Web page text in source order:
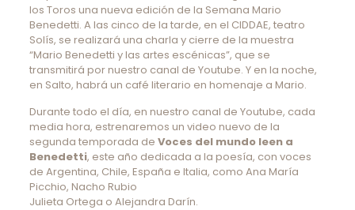
los Toros una nueva edición de la Semana Mario
Benedetti. A las cinco de la tarde, en el CIDDAE, teatro
Solís, se realizará una charla y cierre de la muestra
“Mario Benedetti y las artes escénicas”, que se
transmitirá por nuestro canal de Youtube. Y en la noche,
en Salto, habrá un café literario en homenaje a Mario.
Durante todo el día, en nuestro canal de Youtube, cada
media hora, estrenaremos un video nuevo de la
segunda temporada de Voces del mundo leen a
Benedetti, este año dedicada a la poesía, con voces
de Argentina, Chile, España e Italia, como Ana María
Picchio, Nacho Rubio
Julieta Ortega o Alejandra Darín.